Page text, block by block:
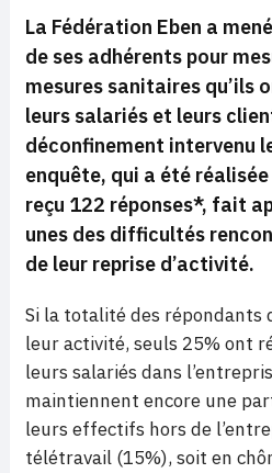
La Fédération Eben a
de ses adhérents pour
mesures sanitaires qu’ils
leurs salariés et leurs
déconfinement intervenu
enquête, qui a été
reçu 122 réponses*, fait
unes des difficultés
de leur reprise d’activité.
Si la totalité des répondants
leur activité, seuls 25% ont
leurs salariés dans
maintiennent encore une
leurs effectifs hors de
télétravail (15%), soit en